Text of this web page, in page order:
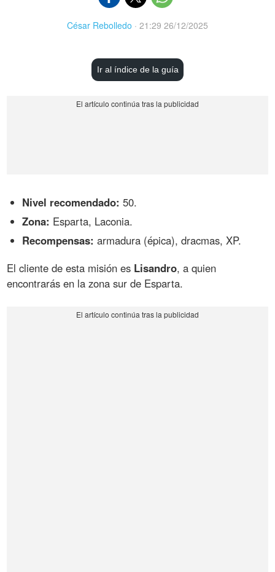
César Rebolledo · 21:29 26/12/2025
Ir al índice de la guía
Nivel recomendado: 50.
Zona: Esparta, Laconia.
Recompensas: armadura (épica), dracmas, XP.
El cliente de esta misión es Lisandro, a quien
encontrarás en la zona sur de Esparta.